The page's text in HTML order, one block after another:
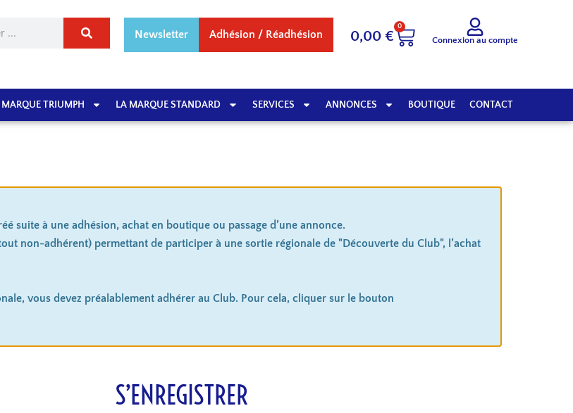
Newsletter Adhésion / Réadhésion 0,00 €
0
Connexion au compte
MARQUE TRIUMPH LA MARQUE STANDARD SERVICES ANNONCES BOUTIQUE CONTACT
suite à une adhésion, achat en boutique ou passage d’une annonce.
non-adhérent) permettant de participer à une sortie régionale de "Découverte du Club", l’achat
vous devez préalablement adhérer au Club. Pour cela, cliquer sur le bouton
S’ENREGISTRER